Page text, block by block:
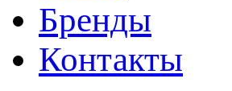
Бренды
Контакты